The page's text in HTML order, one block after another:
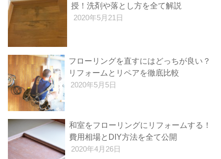
授！洗剤や落とし方を全て解説
2020年5月21日
フローリングを直すにはどっちが良い？
リフォームとリペアを徹底比較
2020年5月5日
和室をフローリングにリフォームする！
費用相場とDIY方法を全て公開
2020年4月26日